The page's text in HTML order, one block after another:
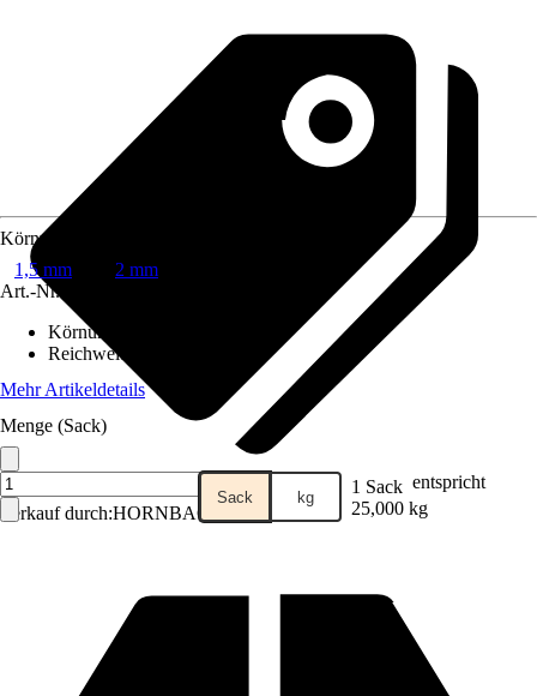
Verkauf durch:HORNBACH
Körnung
1,5 mm
2 mm
Art.-Nr.
Körnung
Reichweite (ca.)
Mehr Artikeldetails
Menge (Sack)
Sack kg 1 Sack entspricht
25,000 kg